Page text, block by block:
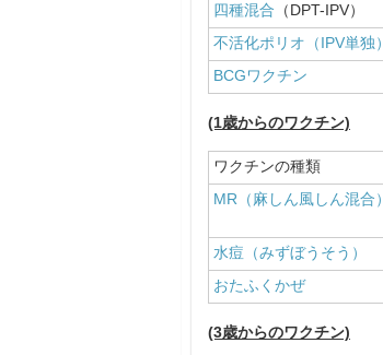
四種混合 （DPT-IPV）
不活化ポリオ（IPV単独）
BCGワクチン
(1歳からのワクチン)
ワクチンの種類
MR（麻しん風しん混合）
水痘（みずぼうそう）
おたふくかぜ
(3歳からのワクチン)